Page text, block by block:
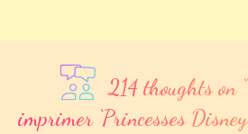
214 thoughts on “
imprimer ‘Princesses